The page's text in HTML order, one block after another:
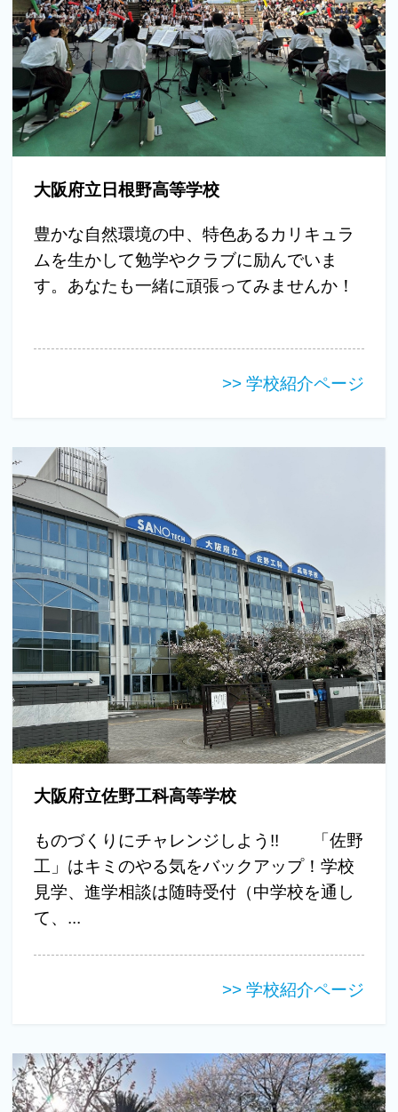
大阪府立日根野高等学校
豊かな自然環境の中、特色あるカリキュラ
ムを生かして勉学やクラブに励んでいま
す。あなたも一緒に頑張ってみませんか！
>> 学校紹介ページ
大阪府立佐野工科高等学校
ものづくりにチャレンジしよう!! 「佐野
工」はキミのやる気をバックアップ！学校
見学、進学相談は随時受付（中学校を通し
て、...
>> 学校紹介ページ